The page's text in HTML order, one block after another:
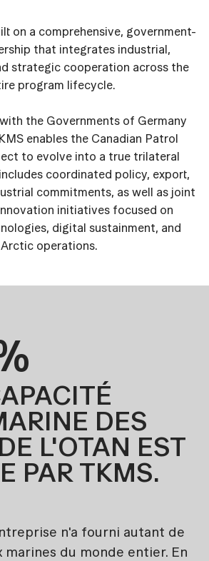
on a comprehensive, government-
that integrates industrial,
strategic cooperation across the
program lifecycle.
the Governments of Germany
enables the Canadian Patrol
to evolve into a true trilateral
coordinated policy, export,
commitments, as well as joint
initiatives focused on
digital sustainment, and
Arctic operations.
DES
L'OTAN EST
PAR TKMS.
n'a fourni autant de
marines du monde entier. En